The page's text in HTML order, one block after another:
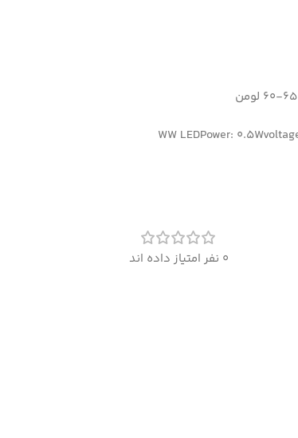
WW LEDPower:
0 نفر امتیاز داده اند